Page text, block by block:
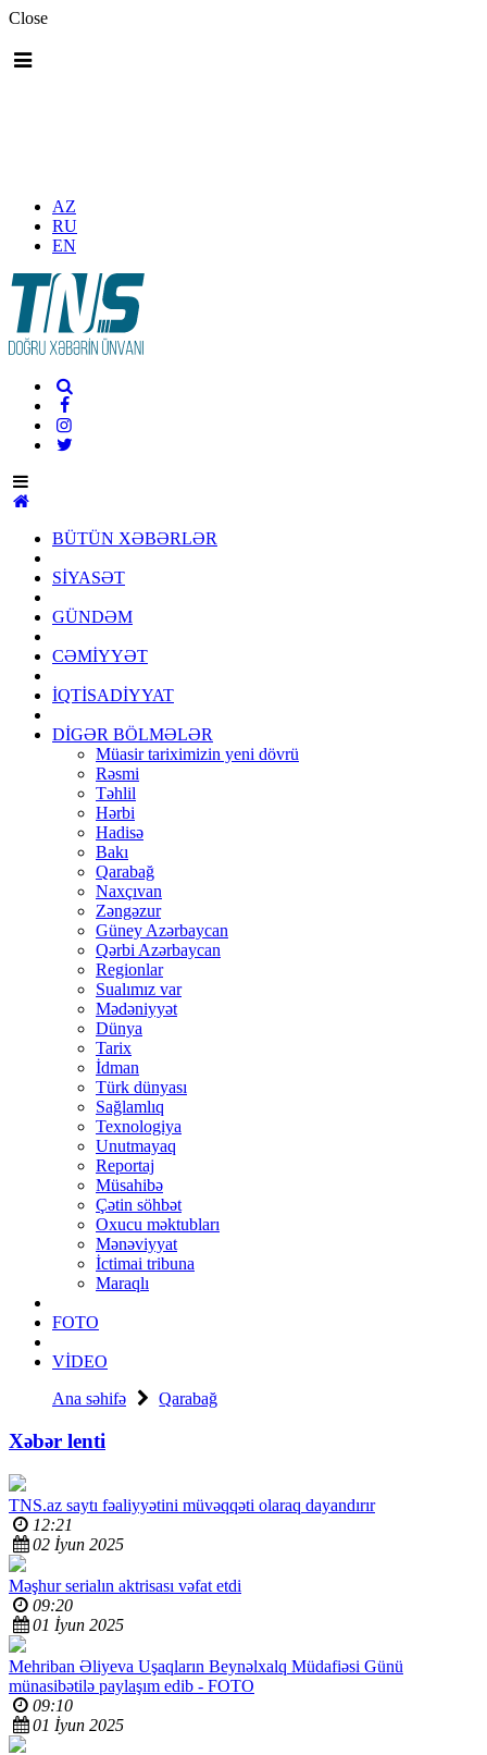
Close
AZ
RU
EN
BÜTÜN XƏBƏRLƏR
SİYASƏT
GÜNDƏM
CƏMİYYƏT
İQTİSADİYYAT
DİGƏR BÖLMƏLƏR
Müasir tariximizin yeni dövrü
Rəsmi
Təhlil
Hərbi
Hadisə
Bakı
Qarabağ
Naxçıvan
Zəngəzur
Güney Azərbaycan
Qərbi Azərbaycan
Regionlar
Sualımız var
Mədəniyyət
Dünya
Tarix
İdman
Türk dünyası
Sağlamlıq
Texnologiya
Unutmayaq
Reportaj
Müsahibə
Çətin söhbət
Oxucu məktubları
Mənəviyyat
İctimai tribuna
Maraqlı
FOTO
VİDEO
Ana səhifə
Qarabağ
Xəbər lenti
TNS.az saytı fəaliyyətini müvəqqəti olaraq dayandırır
12:21
02 İyun 2025
Məşhur serialın aktrisası vəfat etdi
09:20
01 İyun 2025
Mehriban Əliyeva Uşaqların Beynəlxalq Müdafiəsi Günü
münasibətilə paylaşım edib - FOTO
09:10
01 İyun 2025